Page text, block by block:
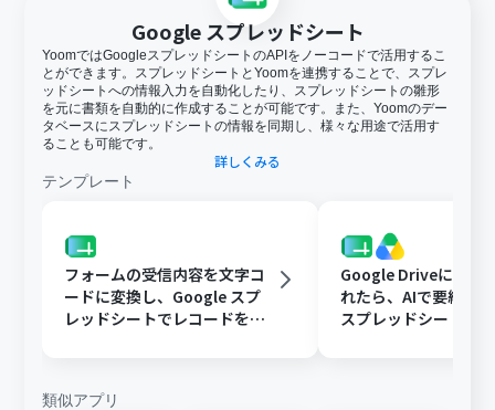
Google スプレッドシート
YoomではGoogleスプレッドシートのAPIをノーコードで活用するこ
とができます。スプレッドシートとYoomを連携することで、スプレ
ッドシートへの情報入力を自動化したり、スプレッドシートの雛形
を元に書類を自動的に作成することが可能です。また、Yoomのデー
タベースにスプレッドシートの情報を同期し、様々な用途で活用す
ることも可能です。
詳しくみる
テンプレート
フォームの受信内容を文字コ
ードに変換し、Google スプ
レッドシートでレコードを追
Google Driveに文書
れたら、AIで要約し
スプレッドシートの
類似アプリ